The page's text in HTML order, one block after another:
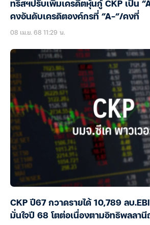
ทริสฯปรับเพิ่มเครดิตหุ้นกู้ CKP เป็น
คงอันดับเครดิตองค์กรที่ “A-“/คงที่
08 เม.ย. 68 11:29 น.
CKP ปี67 กวาดรายได้ 10,789 ลบ
มั่นใจปี 68 โตต่อเนื่องตามอิทธิพลลา